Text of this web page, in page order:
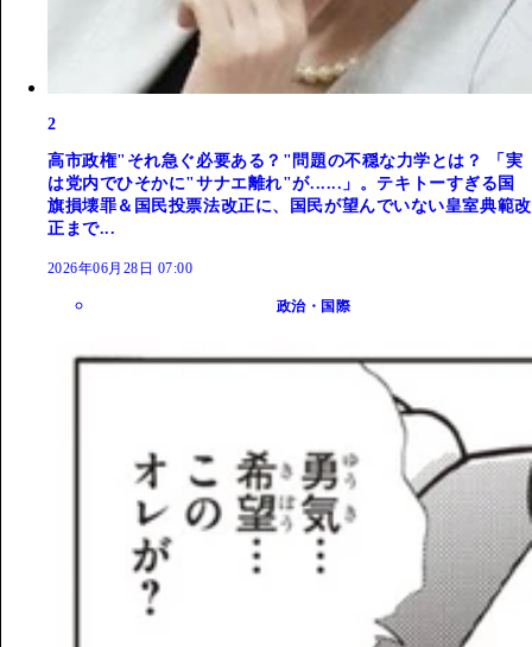
2
高市政権"それ急ぐ必要ある？"問題の不穏な力学とは？ 「実
は党内でひそかに"サナエ離れ"が......」。テキトーすぎる国
旗損壊罪＆国民投票法改正に、国民が望んでいない皇室典範改
正まで...
2026年06月28日 07:00
政治・国際